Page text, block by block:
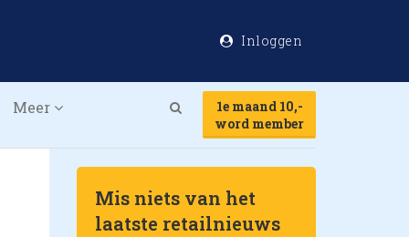
Inloggen
Meer
1e maand 10,-
word member
Mis niets van het
laatste retailnieuws